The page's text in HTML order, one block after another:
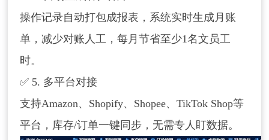
操作记录自动打包成报表，系统实时生成月账
单，减少对账人工，每月节省至少1名文员工
时。
✅ 5. 多平台对接
支持Amazon、Shopify、Shopee、TikTok Shop等
平台，库存/订单一键同步，无需专人盯数据。